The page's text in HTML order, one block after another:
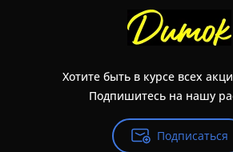
Хотите быть в курсе всех
Подпишитесь на нашу
Подписаться